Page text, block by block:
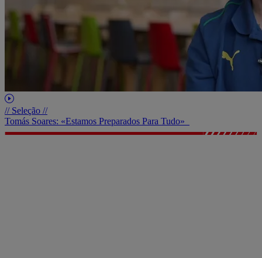
// Seleção //
Tomás Soares: «Estamos Preparados Para Tudo»